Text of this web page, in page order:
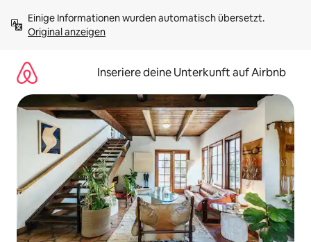
Inhalten
springenOriginal anzeigen
Inseriere deine Unterkunft auf Airbnb